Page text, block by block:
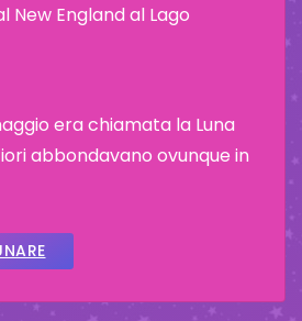
New England al Lago
era chiamata la Luna
abbondavano ovunque in